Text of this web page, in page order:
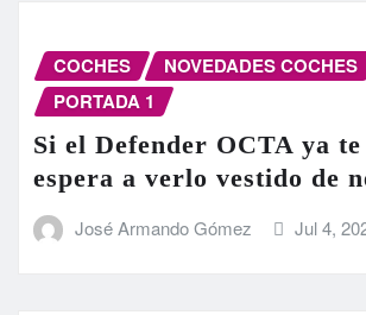
COCHES
NOVEDADES COCHES
PORTADA 1
Si el Defender OCTA ya te
espera a verlo vestido de
José Armando Gómez Jul 4,